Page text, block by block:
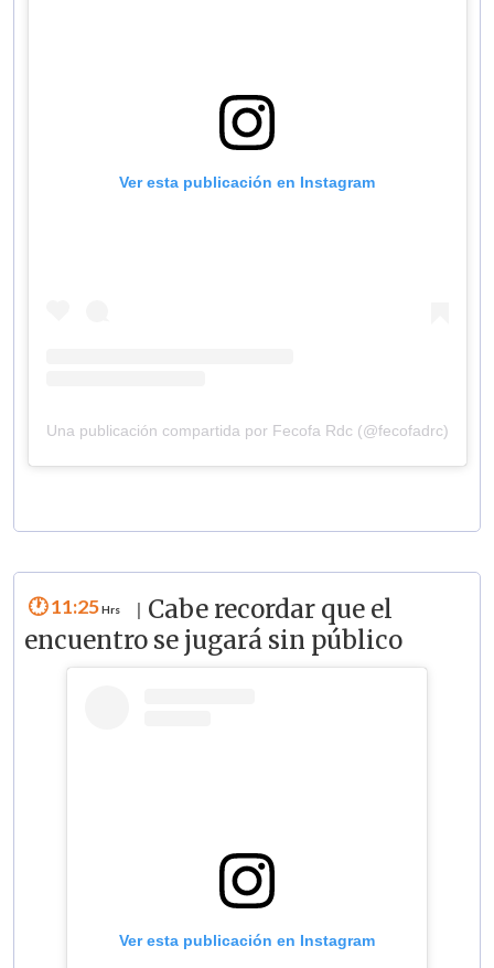
Ver esta publicación en Instagram
Una publicación compartida por Fecofa Rdc (@fecofadrc)
11:25
Cabe recordar que el
encuentro se jugará sin público
Ver esta publicación en Instagram